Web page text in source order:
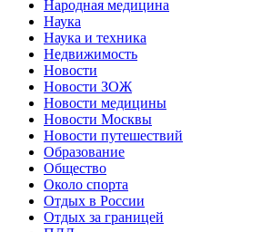
Народная медицина
Наука
Наука и техника
Недвижимость
Новости
Новости ЗОЖ
Новости медицины
Новости Москвы
Новости путешествий
Образование
Общество
Около спорта
Отдых в России
Отдых за границей